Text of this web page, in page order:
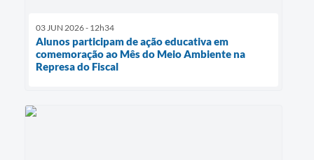
03 JUN 2026 - 12h34
Alunos participam de ação educativa em
comemoração ao Mês do Meio Ambiente na
Represa do Fiscal